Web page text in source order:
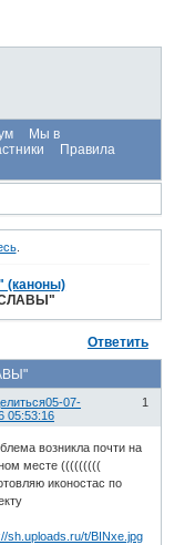
Мы в
Правила
.
(каноны)
Ответить
1
05-07-
05:53:16
возникла почти на
месте (((((((((
иконостас по